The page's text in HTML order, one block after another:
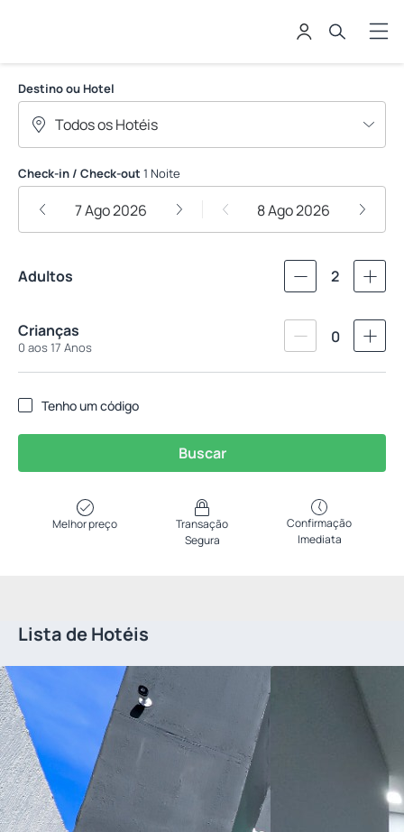
Destino ou Hotel
Check-in / Check-out 1 Noite
7 Ago 2026 8 Ago 2026
Adultos 2
Crianças
0 aos 17 Anos
0
Tenho um código
Buscar
Melhor preço
Transação
Segura
Confirmação
Imediata
Lista de Hotéis